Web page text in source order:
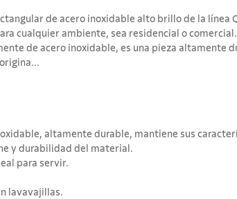
de acero inoxidable alto brillo de la línea
cualquier ambiente, sea residencial o
de acero inoxidable, es una pieza altamente
altamente durable, mantiene sus
y durabilidad del material.
para servir.
lavavajillas.